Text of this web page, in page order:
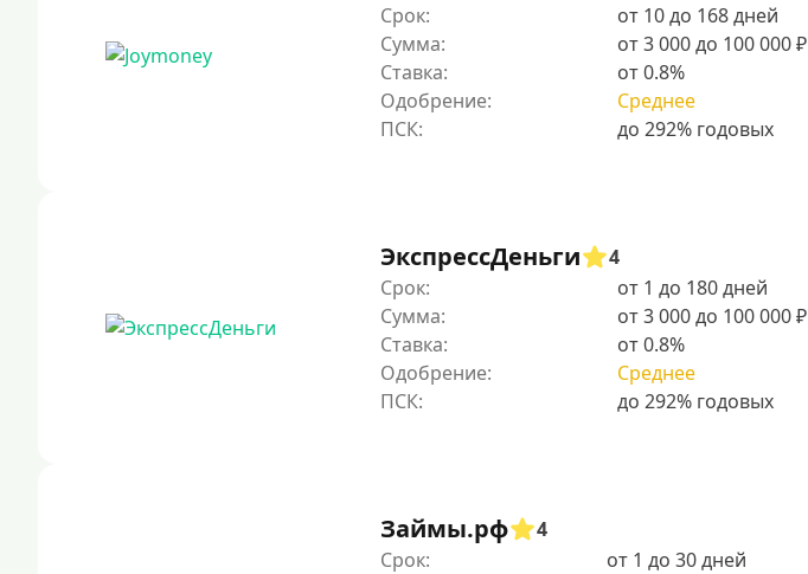
Срок:
от 10 до 168 дней
Сумма:
от 3 000 до 100 000 ₽
Ставка:
от 0.8%
Одобрение:
Среднее
ЭкспрессДеньги
4
Срок:
от 1 до 180 дней
Сумма:
от 3 000 до 100 000 ₽
Ставка:
от 0.8%
Одобрение:
Среднее
Займы.рф
4
Срок:
от 1 до 30 дней